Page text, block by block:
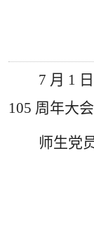
7 月 1
105 周年大
师生党